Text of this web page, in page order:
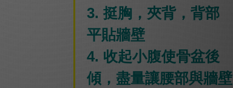
3. 挺胸，夾背，背部
平貼牆壁
4. 收起小腹使骨盆後
傾，盡量讓腰部與牆壁